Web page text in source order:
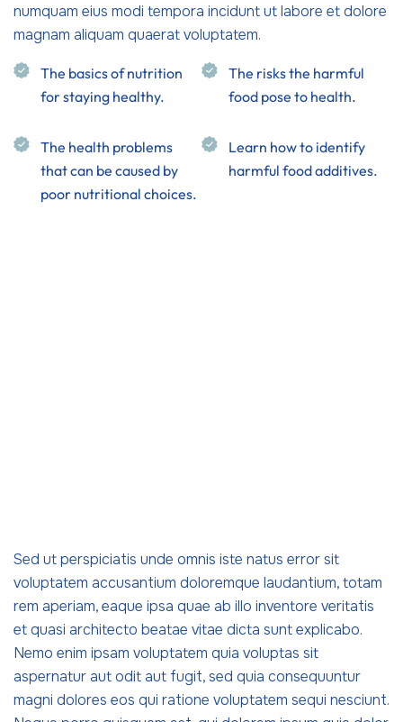
numquam eius modi tempora incidunt ut labore et dolore
magnam aliquam quaerat voluptatem.
The basics of nutrition
for staying healthy.
The health problems
that can be caused by
poor nutritional choices.
The risks the harmful
food pose to health.
Learn how to identify
harmful food additives.
Sed ut perspiciatis unde omnis iste natus error sit
voluptatem accusantium doloremque laudantium, totam
rem aperiam, eaque ipsa quae ab illo inventore veritatis
et quasi architecto beatae vitae dicta sunt explicabo.
Nemo enim ipsam voluptatem quia voluptas sit
aspernatur aut odit aut fugit, sed quia consequuntur
magni dolores eos qui ratione voluptatem sequi nesciunt.